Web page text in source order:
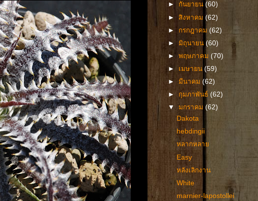
► กันยายน(60)
►สิงหาคม(62)
► กรกฎาคม (62)
►มิถุนายน(60)
►พฤษภาคม (70)
► เมษายน(59)
►มีนาคม(62)
► กุมภาพันธ์(62)
▼มกราคม(62)
Dakota
hebdingii
หลากหลาย
Easy
หลังเลิกงาน
White
marnier-lapostollei